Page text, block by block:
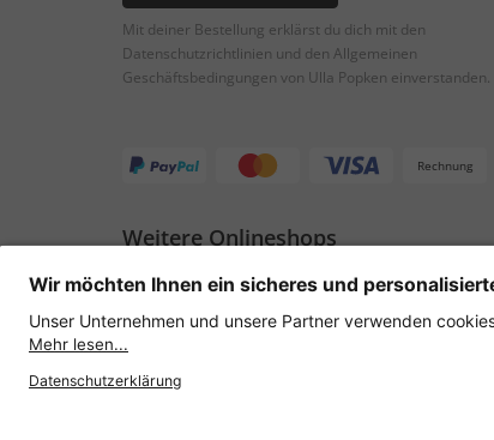
Mit deiner Bestellung erklärst du dich mit den
Datenschutzrichtlinien und den Allgemeinen
Geschäftsbedingungen von Ulla Popken einverstanden.
Rechnung
Weitere Onlineshops
Österreich